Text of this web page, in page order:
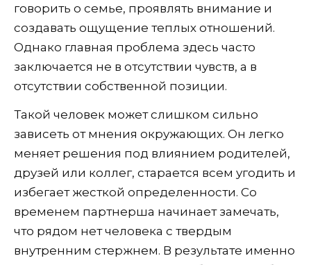
говорить о семье, проявлять внимание и
создавать ощущение теплых отношений.
Однако главная проблема здесь часто
заключается не в отсутствии чувств, а в
отсутствии собственной позиции.
Такой человек может слишком сильно
зависеть от мнения окружающих. Он легко
меняет решения под влиянием родителей,
друзей или коллег, старается всем угодить и
избегает жесткой определенности. Со
временем партнерша начинает замечать,
что рядом нет человека с твердым
внутренним стержнем. В результате именно